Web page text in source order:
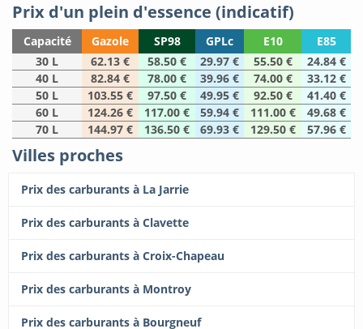
Prix d'un plein d'essence (indicatif)
Capacité Gazole SP98 GPLc E10
E85
30 L
62.13 € 58.50 € 29.97 € 55.50 €
24.84 €
40 L
82.84 € 78.00 € 39.96 € 74.00 €
33.12 €
50 L
103.55 € 97.50 € 49.95 € 92.50 €
41.40 €
60 L
124.26 € 117.00 € 59.94 € 111.00 €
49.68 €
70 L
144.97 € 136.50 € 69.93 € 129.50 € 57.96 €
Villes proches
Prix des carburants à La Jarrie
Prix des carburants à Clavette
Prix des carburants à Croix-Chapeau
Prix des carburants à Montroy
Prix des carburants à Bourgneuf